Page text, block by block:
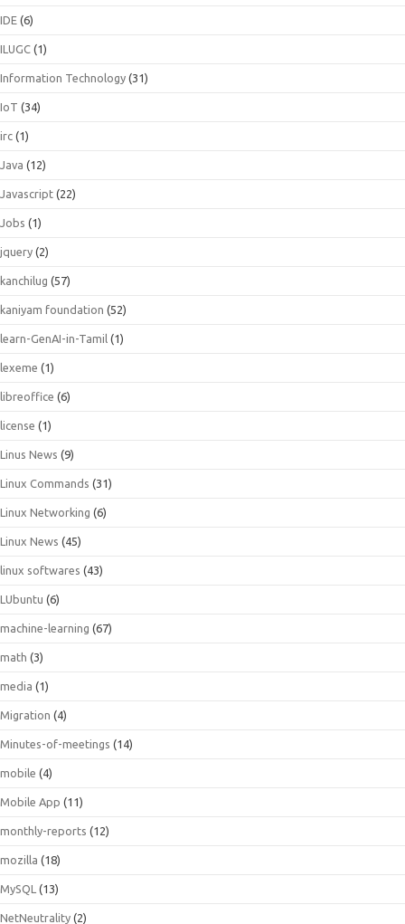
IDE (6)
ILUGC (1)
Information Technology (31)
IoT (34)
irc (1)
Java (12)
Javascript (22)
Jobs (1)
jquery (2)
kanchilug (57)
kaniyam foundation (52)
learn-GenAI-in-Tamil (1)
lexeme (1)
libreoffice (6)
license (1)
Linus News (9)
Linux Commands (31)
Linux Networking (6)
Linux News (45)
linux softwares (43)
LUbuntu (6)
machine-learning (67)
math (3)
media (1)
Migration (4)
Minutes-of-meetings (14)
mobile (4)
Mobile App (11)
monthly-reports (12)
mozilla (18)
MySQL (13)
NetNeutrality (2)